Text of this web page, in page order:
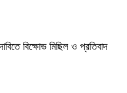
বিক্ষোভ মিছিল ও প্রতিবাদ